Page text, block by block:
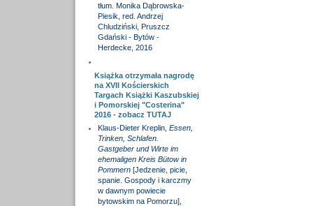
tłum. Monika Dąbrowska-
Piesik, red. Andrzej
Chludziński, Pruszcz
Gdański - Bytów -
Herdecke, 2016
Książka otrzymała nagrodę
na XVII Kościerskich
Targach Książki Kaszubskiej
i Pomorskiej "Costerina"
2016 - zobacz TUTAJ
Klaus-Dieter Kreplin, Essen,
Trinken, Schlafen.
Gastgeber und Wirte im
ehemaligen Kreis Bütow in
Pommern[Jedzenie, picie,
spanie. Gospody i karczmy
w dawnym powiecie
bytowskim na Pomorzu],